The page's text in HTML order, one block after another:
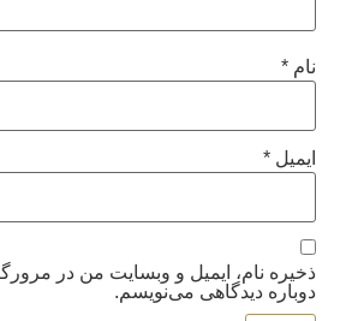
نام *
ایمیل *
ذخیره نام، ایمیل و وبسایت من در
دوباره دیدگاهی می‌نویسم.